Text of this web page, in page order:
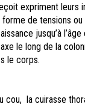
expriment leurs
de tensions ou
jusqu’à
le long de la
le corps.
la cuirasse